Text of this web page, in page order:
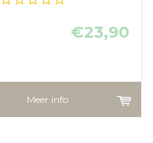
€23,90
Meer info